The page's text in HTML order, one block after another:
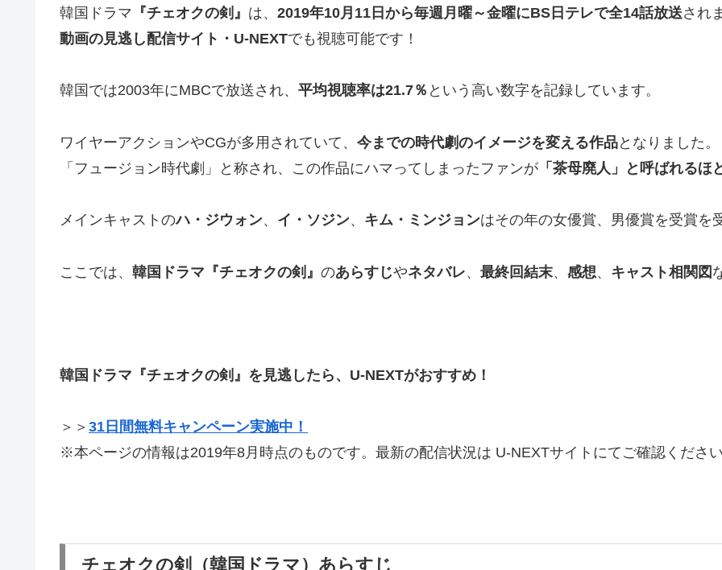
韓国ドラマ 『チェオクの剣』 は、 2019年10月11日から毎週月曜～金曜にBS日テレで全14話放送され
動画の見逃し配信サイト・ U-NEXTでも視聴可能です！
韓国では2003年にMBCで放送され、 平均視聴率は21.7％ という高い数字を記録しています。
ワイヤーアクションやCGが多用されていて、 今までの時代劇のイメージを変える作品となりました。
「フュージョン時代劇」と称され、この作品にハマってしまったファンが 「茶母廃人」と呼ばれるほ
メインキャストのハ・ジウォン、 イ・ソジン、 キム・ミンジョンはその年の女優賞、男優賞を受賞を
ここでは、 韓国ドラマ『チェオクの剣』 のあらすじやネタバレ、 最終回結末、 感想、 キャスト相関図
韓国ドラマ『チェオクの剣』を見逃したら、 U-NEXTがおすすめ！
＞＞ 31日間無料キャンペーン実施中！
※本ページの情報は2019年8月時点のものです。最新の配信状況は U-NEXTサイトにてご確認くださ
チェオクの剣（韓国ドラマ）あらすじ